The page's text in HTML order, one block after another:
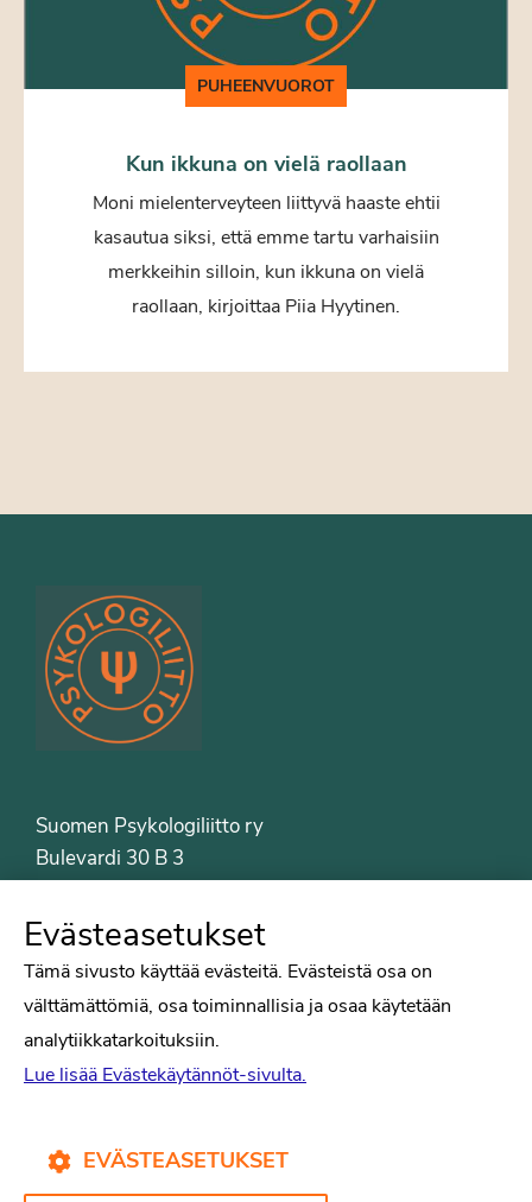
PUHEENVUOROT
Kun ikkuna on vielä raollaan
Moni mielenterveyteen liittyvä haaste ehtii
kasautua siksi, että emme tartu varhaisiin
merkkeihin silloin, kun ikkuna on vielä
raollaan, kirjoittaa Piia Hyytinen.
Suomen Psykologiliitto ry
Bulevardi 30 B 3
Puh. 09-6122 9122
Psykologiliiton sivut
Tiede
Puheenvuorot
Kirjat
Evästeasetukset
Tämä sivusto käyttää evästeitä. Evästeistä osa on
välttämättömiä, osa toiminnallisia ja osaa käytetään
analytiikkatarkoituksiin.
Lue lisää Evästekäytännöt-sivulta.
EVÄSTEASETUKSET